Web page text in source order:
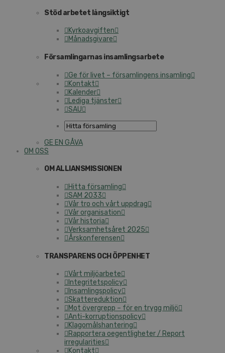
Stöd arbetet långsiktigt
Kyrkoavgiften
Månadsgivare
Församlingarnas insamlingsarbete
Ge för livet – församlingens insamling
Kontakt
Kalender
Lediga tjänster
SAU
GE EN GÅVA
OM OSS
OM ALLIANSMISSIONEN
Hitta församling
SAM 2033
Vår tro och vårt uppdrag
Vår organisation
Vår historia
Verksamhetsåret 2025
Årskonferensen
TRANSPARENS OCH ÖPPENHET
Vårt miljöarbete
Integritetspolicy
Insamlingspolicy
Skattereduktion
Mot övergrepp – för en trygg miljö
Anti-korruptionspolicy
Klagomålshantering
Rapportera oegentligheter / Report
irregularities
Kontakt